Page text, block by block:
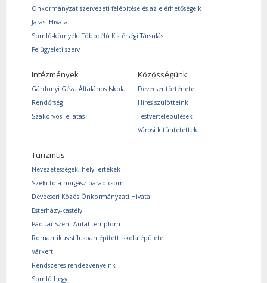
Önkormányzat szervezeti felépítése és az elérhetőségeik
Járási Hivatal
Somló-környéki Többcélú Kistérségi Társulás
Felügyeleti szerv
Intézmények
Gárdonyi Géza Általános Iskola
Rendőrség
Szakorvosi ellátás
Közösségünk
Devecser története
Híres szülötteink
Testvértelepülések
Városi kitüntetettek
Turizmus
Nevezetességek, helyi értékek
Széki-tó a horgász paradicsom
Devecseri Közös Önkormányzati Hivatal
Esterházy-kastély
Páduai Szent Antal templom
Romantikus stílusban épített iskola épülete
Várkert
Rendszeres rendezvényeink
Somló hegy